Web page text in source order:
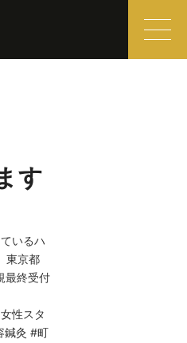
す
いるハ
東京都
最終受付
性スタ
鍼灸 #町